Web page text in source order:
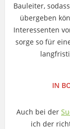
Bauleiter,
übergeben
Interessenten
sorge so für
IN
Auch bei der
ich der